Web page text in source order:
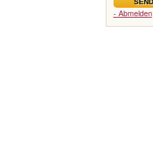
- Abmelden